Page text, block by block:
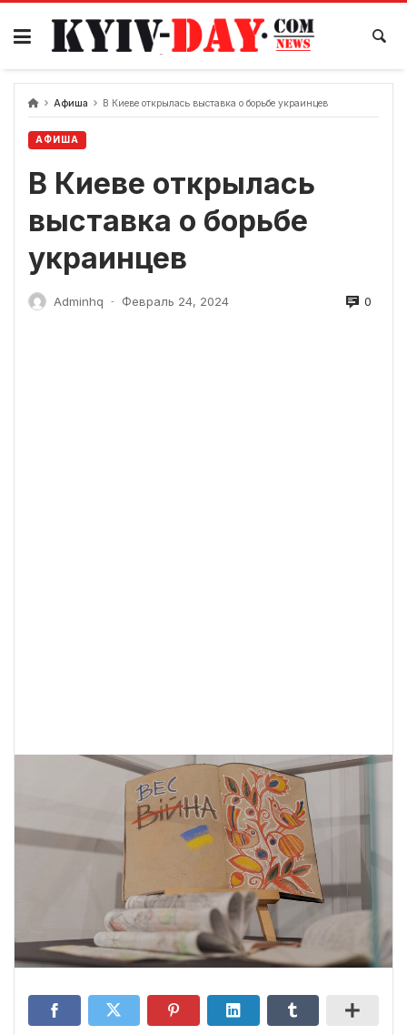
перейти
содержанию
Афиша В Киеве открылась выставка о борьбе украинцев
АФИША
В Киеве открылась
выставка о борьбе
украинцев
Adminhq - Февраль 24, 2024 0